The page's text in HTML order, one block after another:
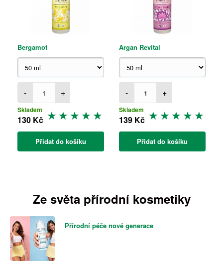
Bergamot
- +
Skladem
130 Kč
Přidat do košíku
Argan Revital
- +
Skladem
139 Kč
Přidat do košíku
Ze světa přírodní kosmetiky
Přírodní péče nové generace